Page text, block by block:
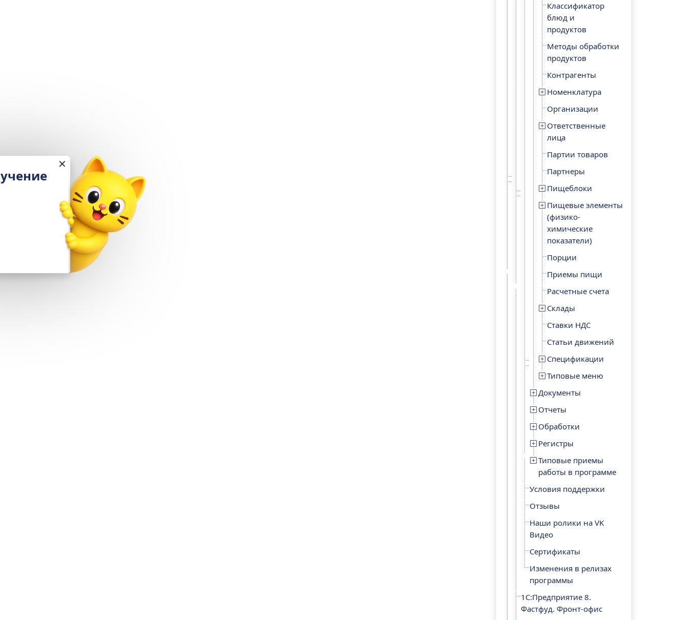
Классификатор
блюд и
продуктов
Методы обработки
продуктов
Контрагенты
Номенклатура
Организации
Ответственные
лица
Партии товаров
Партнеры
Пищеблоки
Пищевые элементы
(физико-
химические
показатели)
Порции
Приемы пищи
Расчетные счета
Склады
Ставки НДС
Статьи движений
Спецификации
Типовые меню
Документы
Отчеты
Обработки
Регистры
Типовые приемы
работы в программе
Условия поддержки
Отзывы
Наши ролики на VK
Видео
Сертификаты
Изменения в релизах
программы
1С:Предприятие 8.
Фастфуд. Фронт-офис
Настройка и обучение
в подарок
При подключении
«1С:Кабинет сотрудника»
Выгода 12 978 ₽
Получить подарок